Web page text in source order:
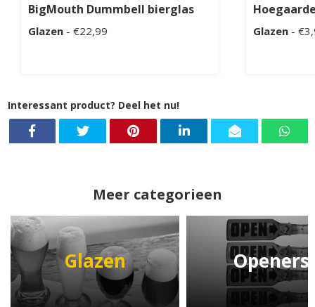
BigMouth Dummbell bierglas
Glazen - €22,99 Glazen -
Interessant product? Deel het nu!
Meer categorieen
Glazen Openers